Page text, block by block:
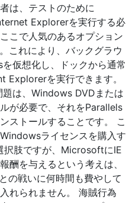
は、テストのために
Explorerを実行する必
こで人気のあるオプション
これにより、バックグラウ
仮想化し、ドックから通常
Explorerを実行できます。
は、Windows DVDまたは
が必要で、それをParallels
ストールすることです。 こ
ライセンスを購入す
択肢ですが、MicrosoftにIE
酬を与えるという考えは、
の戦いに何時間も費やして
れられません。 海賊行為